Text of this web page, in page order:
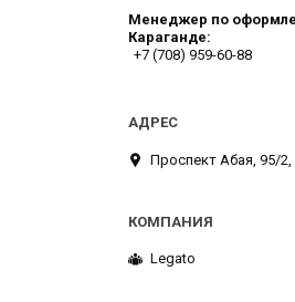
Менеджер по
Караганде
+7 (708) 959-60-88
​Проспект Абая, 95/2,
Legato